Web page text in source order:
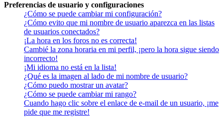
Preferencias de usuario y configuraciones
¿Cómo se puede cambiar mi configuración?
¿Cómo evito que mi nombre de usuario aparezca en las listas
de usuarios conectados?
¡La hora en los foros no es correcta!
Cambié la zona horaria en mi perfil, ¡pero la hora sigue siendo
incorrecto!
¡Mi idioma no está en la lista!
¿Qué es la imagen al lado de mi nombre de usuario?
¿Cómo puedo mostrar un avatar?
¿Cómo se puede cambiar mi rango?
Cuando hago clic sobre el enlace de e-mail de un usuario, ¡me
pide que me registre!